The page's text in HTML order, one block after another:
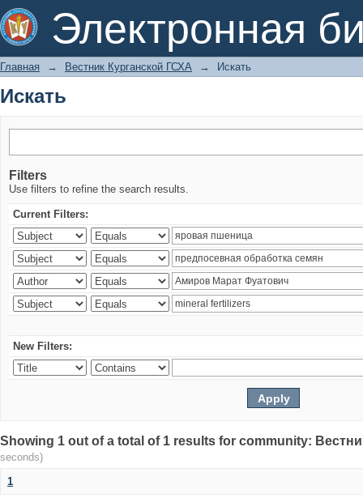
Электронная
Искать
Главная → Вестник Курганской ГСХА → Искать
Искать
Filters
Use filters to refine the search results.
Current Filters:
New Filters:
Showing 1 out of a total of 1 results for community:
seconds)
1